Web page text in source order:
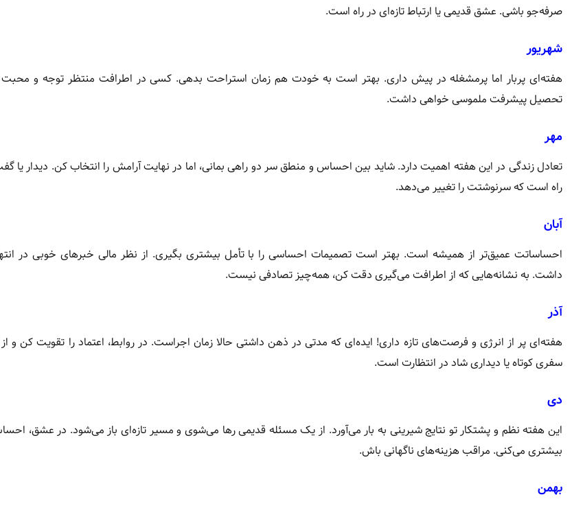
صرفه‌جو باشی. عشق قدیمی یا ارتباط تازه‌ای در راه است.
شهریور
هفته‌ای پربار اما پرمشغله در پیش داری. بهتر است به خودت هم زمان استراحت بدهی. کسی در اطرافت منتظر توجه و محبت
تحصیل پیشرفت ملموسی خواهی داشت.
مهر
تعادل زندگی در این هفته اهمیت دارد. شاید بین احساس و منطق سر دو راهی بمانی، اما در نهایت آرامش را انتخاب کن. دیدار یا
راه است که سرنوشتت را تغییر می‌دهد.
آبان
احساساتت عمیق‌تر از همیشه است. بهتر است تصمیمات احساسی را با تأمل بیشتری بگیری. از نظر مالی خبرهای خوبی در
داشت. به نشانه‌هایی که از اطرافت می‌گیری دقت کن، همه‌چیز تصادفی نیست.
آذر
هفته‌ای پر از انرژی و فرصت‌های تازه داری! ایده‌ای که مدتی در ذهن داشتی حالا زمان اجراست. در روابط، اعتماد را تقویت کن و
سفری کوتاه یا دیداری شاد در انتظارت است.
دی
این هفته نظم و پشتکار تو نتایج شیرینی به بار می‌آورد. از یک مسئله قدیمی رها می‌شوی و مسیر تازه‌ای باز می‌شود. در عشق،
بیشتری می‌کنی. مراقب هزینه‌های ناگهانی باش.
بهمن